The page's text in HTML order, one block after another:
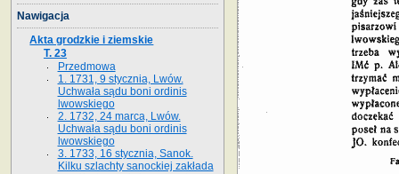
Nawigacja
Akta grodzkie i ziemskie
T. 23
Przedmowa
1. 1731, 9 stycznia, Lwów.
Uchwała sądu boni ordinis
lwowskiego
2. 1732, 24 marca, Lwów.
Uchwała sądu boni ordinis
lwowskiego
3. 1733, 16 stycznia, Sanok.
Kilku szlachty sanockiej zakłada